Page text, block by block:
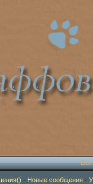
Вы
· Новые сообщения ·